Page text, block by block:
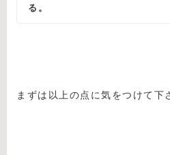
る。
まずは以上の点に気をつけて下